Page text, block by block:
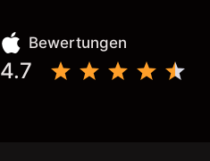
Bewertungen
4.7